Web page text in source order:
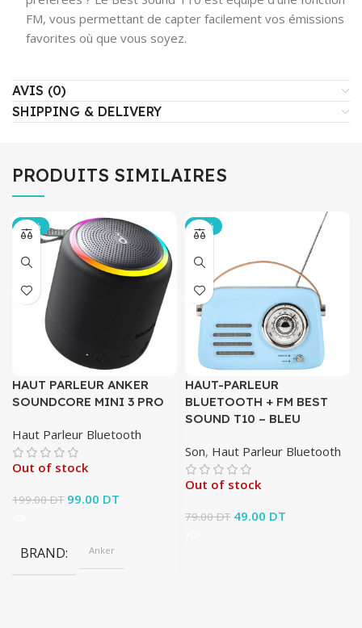
FM, vous permettant de capter facilement vos émissions
favorites où que vous soyez.
AVIS (0)
SHIPPING & DELIVERY
PRODUITS SIMILAIRES
-50%
HAUT PARLEUR ANKER
SOUNDCORE MINI 3 PRO
Haut Parleur Bluetooth
Out of stock
199.00DT Le prix initial était :
99.00 DT
BRAND Anker
-38%
HAUT-PARLEUR
BLUETOOTH + FM BEST
SOUND T10 – BLEU
Son, Haut Parleur Bluetooth
Out of stock
79.00DT Le prix initial était :
49.00 DT